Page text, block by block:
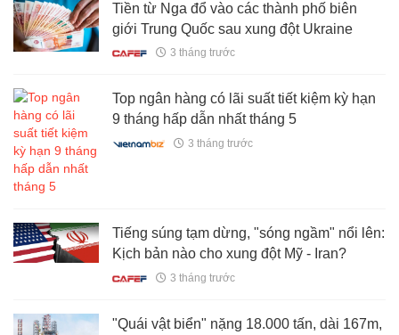
Tiền từ Nga đổ vào các thành phố biên
giới Trung Quốc sau xung đột Ukraine
3 tháng trước
Top ngân hàng có lãi suất tiết kiệm kỳ hạn
9 tháng hấp dẫn nhất tháng 5
3 tháng trước
Tiếng súng tạm dừng, "sóng ngầm" nổi lên:
Kịch bản nào cho xung đột Mỹ - Iran?
3 tháng trước
"Quái vật biển" nặng 18.000 tấn, dài 167m,